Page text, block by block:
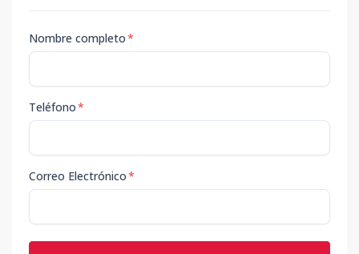
Nombre completo*
Teléfono*
Correo Electrónico*